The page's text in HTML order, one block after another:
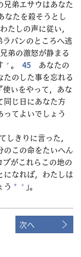
兄弟エサウはあなた
たを殺そうとし
たしの声に従い，
ラバンのところへ逃
兄弟の激怒が静まる
+ 。 45
あなたの
たのした事を忘れる
使いをやって，あな
同じ 日にあなた方
てよいでしょう
しきりに言った，
のこの命をたいへん
ブがこれらこの地の
になれば，わたしは
う * + 」。
次へ